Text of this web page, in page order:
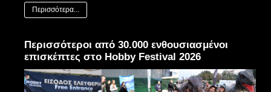
Περισσότερα...
Περισσότεροι από 30.000 ενθουσιασμένοι
επισκέπτες στο Hobby Festival 2026